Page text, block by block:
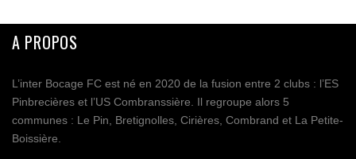
A PROPOS
L’inter Bocage FC est né en 2020 de la fusion entre 2 clubs : l’ES
Pinbrecières et l’US Combranssière. Il regroupe alors 5
communes : Le Pin, Bretignolles, Cirières, Combrand et La Petite-
Boissière.